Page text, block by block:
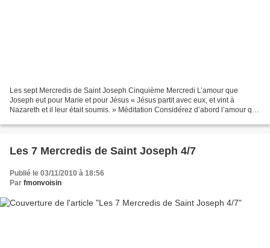
Les sept Mercredis de Saint Joseph Cinquième Mercredi L’amour que
Joseph eut pour Marie et pour Jésus « Jésus partit avec eux, et vint à
Nazareth et il leur était soumis. » Méditation Considérez d’abord l’amour que
Les 7 Mercredis de Saint Joseph 4/7
Publié le 03/11/2010 à 18:56
Par fmonvoisin